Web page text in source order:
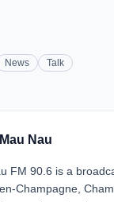
News Talk
Nau
FM 90.6 is a
Champagne,